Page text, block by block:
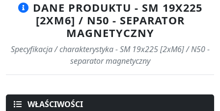
DANE PRODUKTU - SM 19X225
[2XM6] / N50 - SEPARATOR
MAGNETYCZNY
Specyfikacja / charakterystyka - SM 19x225 [2xM6] / N50 -
separator magnetyczny
WŁAŚCIWOŚCI